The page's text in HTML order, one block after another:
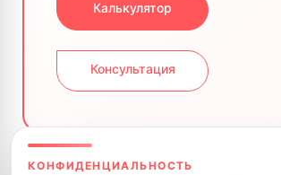
Калькулятор
Консультация
КОНФИДЕНЦИАЛЬНОСТЬ